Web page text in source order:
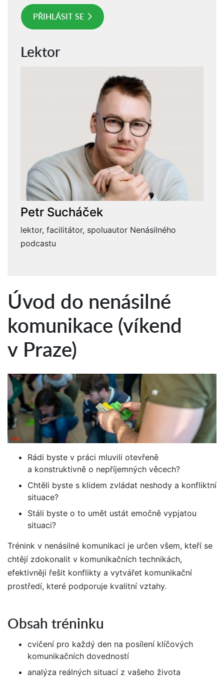
PŘIHLÁSIT SE
Lektor
Petr Sucháček
lektor, facilitátor, spoluautor Nenásilného
podcastu
Úvod do nenásilné
komunikace (víkend
v Praze)
Rádi byste v práci mluvili otevřeně
a konstruktivně o nepříjemných věcech?
Chtěli byste s klidem zvládat neshody a konfliktní
situace?
Stáli byste o to umět ustát emočně vypjatou
situaci?
Trénink v nenásilné komunikaci je určen všem, kteří se
chtějí zdokonalit v komunikačních technikách,
efektivněji řešit konflikty a vytvářet komunikační
prostředí, které podporuje kvalitní vztahy.
Obsah tréninku
cvičení pro každý den na posílení klíčových
komunikačních dovedností
analýza reálných situací z vašeho života